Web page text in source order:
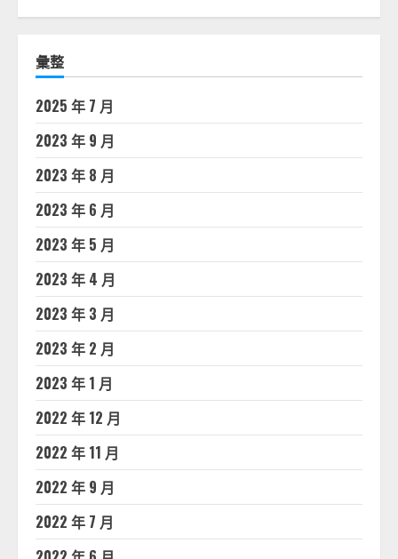
彙整
2025 年 7 月
2023 年 9 月
2023 年 8 月
2023 年 6 月
2023 年 5 月
2023 年 4 月
2023 年 3 月
2023 年 2 月
2023 年 1 月
2022 年 12 月
2022 年 11 月
2022 年 9 月
2022 年 7 月